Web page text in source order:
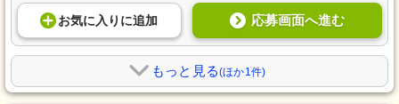
お気に入り に追加 応募画面へ進む
もっと見る(ほか1件)